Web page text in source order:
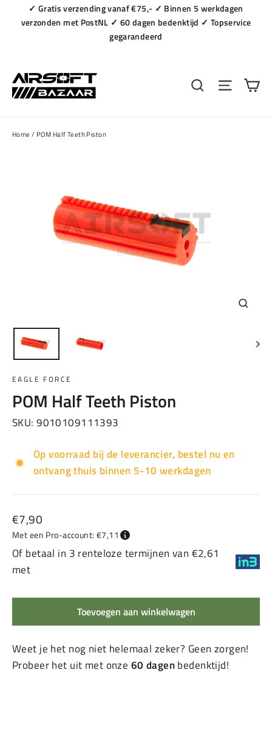
content
✓ Gratis verzending vanaf €75,- ✓ Binnen 5 werkdagen
verzonden met PostNL ✓ 60 dagen bedenktijd ✓ Topservice
gegarandeerd
Zoeken
Home / POM Half Teeth Piston
Sluiten
EAGLE FORCE
POM Half Teeth Piston
SKU:9010109111393
Op voorraad bij de leverancier, bestel nu en
ontvang thuis binnen 5-10 werkdagen
€7,90
prijs
Met een Pro-account: €7,11
Of betaal in 3 renteloze termijnen van €2,61
met
Toevoegen aan winkelwagen
Weet je het nog niet helemaal zeker? Geen zorgen!
Probeer het uit met onze 60 dagenbedenktijd!